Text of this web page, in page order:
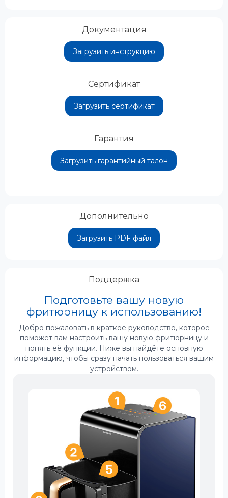
Документация
Загрузить инструкцию
Сертификат
Загрузить сертификат
Гарантия
Загрузить гарантийный талон
Дополнительно
Загрузить PDF файл
Поддержка
Подготовьте вашу новую
фритюрницу к использованию!
Добро пожаловать в краткое руководство, которое
поможет вам настроить вашу новую фритюрницу и
понять её функции. Ниже вы найдёте основную
информацию, чтобы сразу начать пользоваться вашим
устройством.